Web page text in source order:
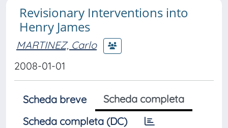
Revisionary Interventions into
Henry James
MARTINEZ, Carlo
2008-01-01
Scheda breve
Scheda completa
Scheda completa (DC)